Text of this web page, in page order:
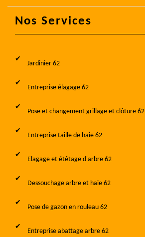
Nos Services
Jardinier 62
Entreprise élagage 62
Pose et changement grillage et clôture 62
Entreprise taille de haie 62
Elagage et étêtage d'arbre 62
Dessouchage arbre et haie 62
Pose de gazon en rouleau 62
Entreprise abattage arbre 62